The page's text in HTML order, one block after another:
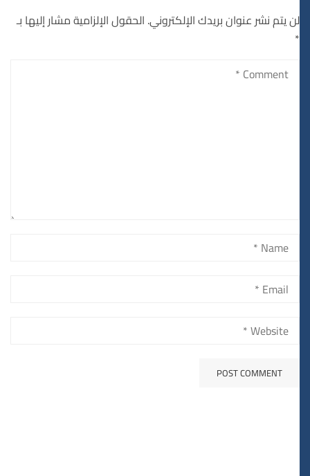
لن يتم نشر عنوان بريدك الإلكتروني.الحقول الإلزامية مشار إليها بـ